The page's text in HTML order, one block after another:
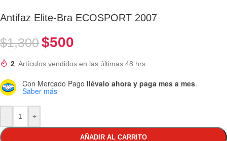
Antifaz Elite-Bra ECOSPORT 2007
$1,300$500
2 Artículos vendidos en las últimas 48 hrs
Con Mercado Pago llévalo ahora y paga mes a mes.
Saber más
- +
AÑADIR AL CARRITO